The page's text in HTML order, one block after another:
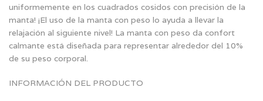
uniformemente en los cuadrados cosidos con precisión de la
manta! ¡El uso de la manta con peso lo ayuda a llevar la
relajación al siguiente nivel! La manta con peso da confort
calmante está diseñada para representar alrededor del 10%
de su peso corporal.
INFORMACIÓN DEL PRODUCTO